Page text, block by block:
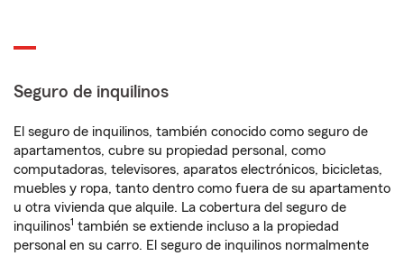
Seguro de inquilinos
El seguro de inquilinos, también conocido como seguro de
apartamentos, cubre su propiedad personal, como
computadoras, televisores, aparatos electrónicos, bicicletas,
muebles y ropa, tanto dentro como fuera de su apartamento
u otra vivienda que alquile. La cobertura del seguro de
inquilinos1 también se extiende incluso a la propiedad
personal en su carro. El seguro de inquilinos normalmente